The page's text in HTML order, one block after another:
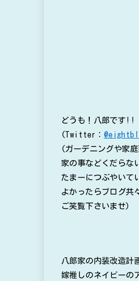
どうも！八郎です!!
(Twitter：
(ガーデニングや家庭
家の事などくだらな
たまーにつぶやいて
よかったらブログ共
ご笑覧下さいませ)
八郎家の内装改造計
嫁推しのネイビーの